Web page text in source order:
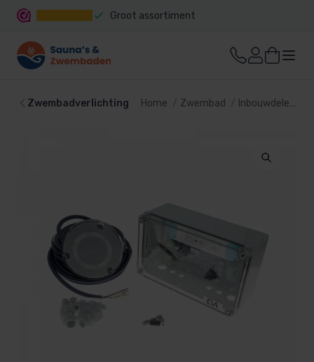
Groot assortiment
Zwembadverlichting Home Zwembad Inbouwdelen